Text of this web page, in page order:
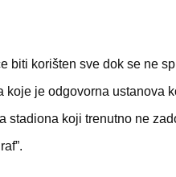
biti korišten sve dok se ne
je odgovorna ustanova
koji trenutno ne